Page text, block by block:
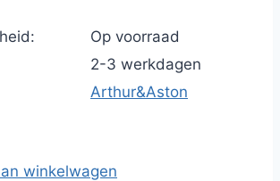
Op voorraad
2-3 werkdagen
Arthur&Aston
winkelwagen